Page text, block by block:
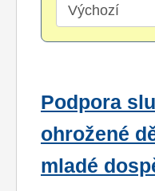
Podpora
ohrožené
mladé